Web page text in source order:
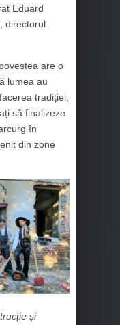
Eduard
directorul
are o
lumea au
tradiției,
să finalizeze
în
din zone
și